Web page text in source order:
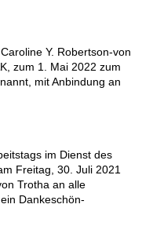
Y. Robertson-von
zum 1. Mai 2022 zum
mit Anbindung an
im Dienst des
Freitag, 30. Juli 2021
Trotha an alle
Dankeschön-